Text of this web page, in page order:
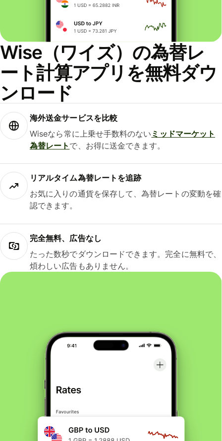
Wise（ワイズ）の為替レ
ート計算アプリを無料ダウ
ンロード
海外送金サービスを比較
Wiseなら常に上乗せ手数料のない ミッドマーケット
為替レート で、お得に送金できます。
リアルタイム為替レートを追跡
お気に入りの通貨を保存して、為替レートの変動を確
認できます。
完全無料、広告なし
たった数秒でダウンロードできます。完全に無料で、
煩わしい広告もありません。